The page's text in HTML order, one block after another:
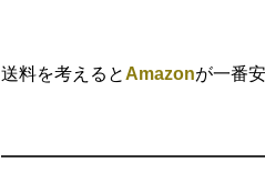
送料を考えるとAmazonが一番